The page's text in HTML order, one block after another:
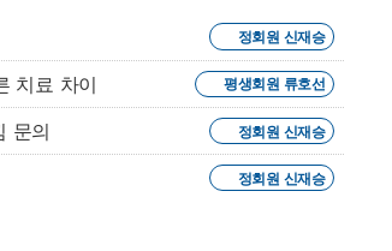
정회원 신재승
치료 차이 평생회원 류호선
문의 정회원 신재승
정회원 신재승